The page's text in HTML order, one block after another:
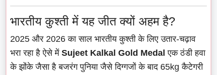
भारतीय कुश्ती में यह जीत क्यों अहम है?
2025 और 2026 का साल भारतीय कुश्ती के लिए उतार-चढ़ाव
भरा रहा है ऐसे में Sujeet Kalkal Gold Medal एक ठंडी हवा
के झोंके जैसा है बजरंग पुनिया जैसे दिग्गजों के बाद 65kg कैटेगरी